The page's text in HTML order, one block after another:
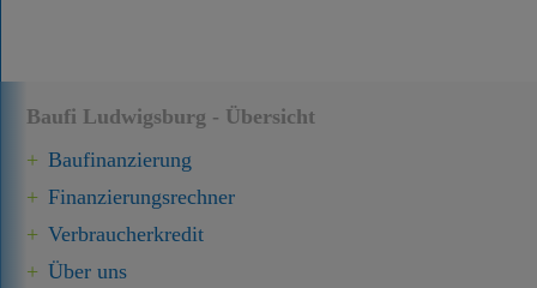
Baufi Ludwigsburg - Übersicht
Baufinanzierung
Finanzierungsrechner
Verbraucherkredit
Über uns